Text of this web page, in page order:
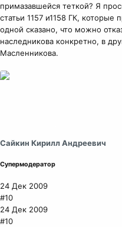
примазавшейся теткой? Я
статьи 1157 и1158 ГК, которые
одной сказано, что можно
наследникова конкретно, в
Масленникова.
Сайкин Кирилл Андреевич
Супермодератор
24 Дек 2009
#10
24 Дек 2009
#10